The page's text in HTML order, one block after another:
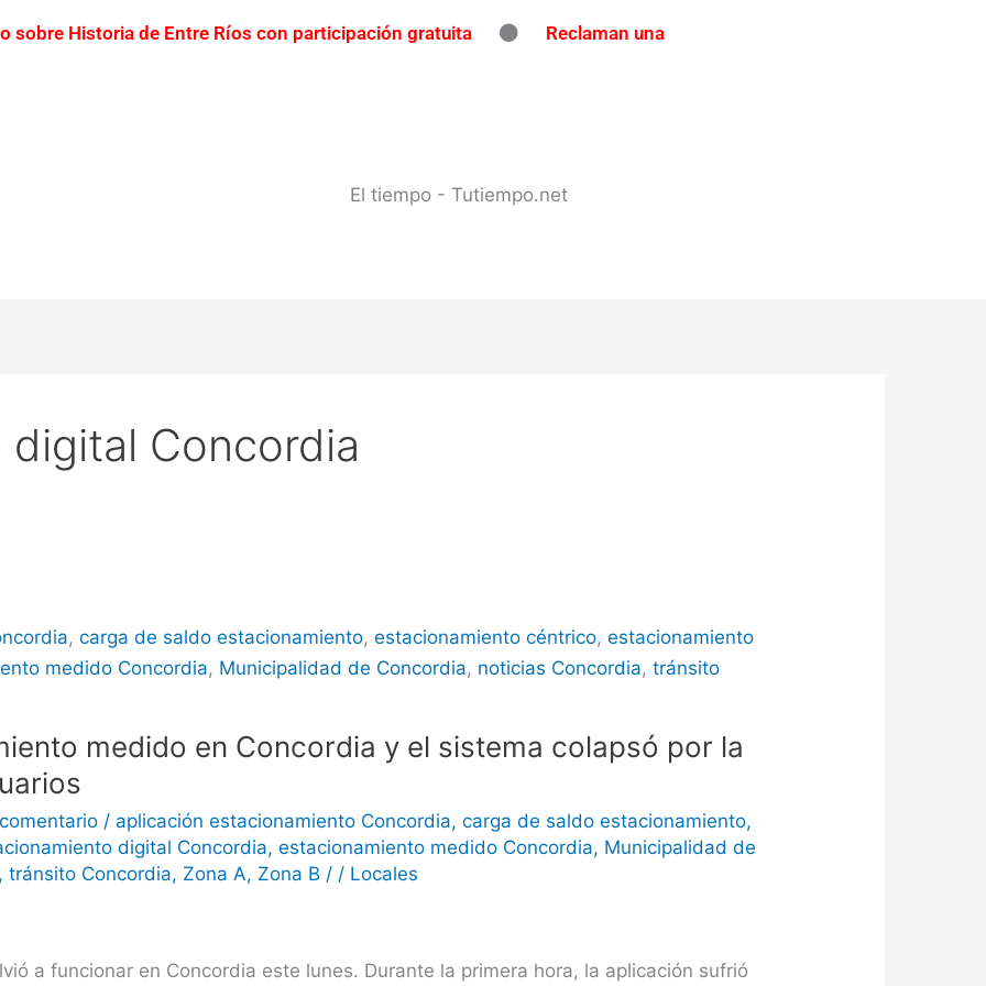
sobre Historia de Entre Ríos con participación gratuita
Reclaman una
El tiempo - Tutiempo.net
Concordia
,carga de saldo estacionamiento,estacionamiento céntrico,estacionamiento
medido Concordia, Municipalidad de Concordia, noticias Concordia,tránsito
medido en Concordia y el sistema colapsó por la
/ aplicación estacionamiento Concordia,carga de saldo estacionamiento,
digital Concordia,estacionamiento medido Concordia, Municipalidad de
,tránsito Concordia, Zona A, Zona B / / Locales
a funcionar en Concordia este lunes. Durante la primera hora, la aplicación sufrió